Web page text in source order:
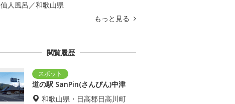
仙人風呂／和歌山県
もっと見る
閲覧履歴
道の駅 SanPin(さんぴん)中津
和歌山県・日高郡日高川町